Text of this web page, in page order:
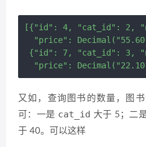
[{"id": 4, "cat_id": 2,
"price":
{"id": 7, "cat_id": 3,
又如，查询图书的数量，图
可：一是 cat_id 大于 5；二
于 40。可以这样